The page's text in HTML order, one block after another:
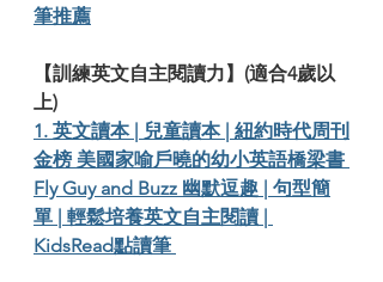
筆推薦
【訓練英文自主閱讀力】(適合4歲以
上)
1. 英文讀本 | 兒童讀本 | 紐約時代周刊
金榜 美國家喻戶曉的幼小英語橋梁書
Fly Guy and Buzz 幽默逗趣 | 句型簡
單 | 輕鬆培養英文自主閱讀 |
KidsRead點讀筆